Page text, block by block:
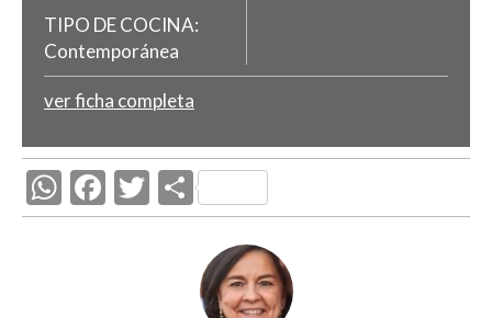
TIPO DE COCINA:
Contemporánea
ver ficha completa
W
h
F
ac
T
w
C
o
m
p